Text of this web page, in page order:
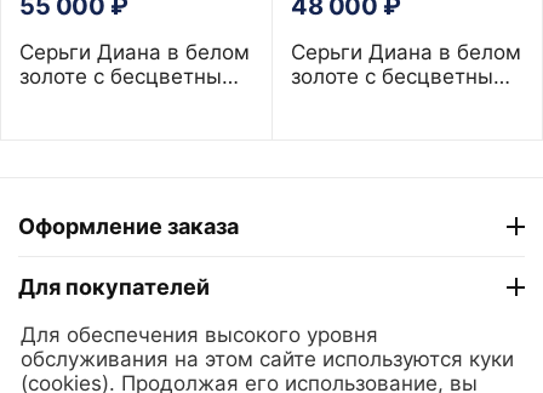
55 000 ₽
Серьги Диана в белом
золоте с бесцветными
48 000 ₽
Серьги Диана в белом
золоте с бесцветными
Оформление заказа
Для покупателей
ТГ "Модный Сезон"
Для обеспечения высокого уровня
обслуживания на этом сайте используются куки
(cookies). Продолжая его использование, вы